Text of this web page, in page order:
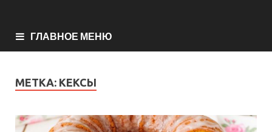
ГЛАВНОЕ МЕНЮ
МЕТКА: КЕКСЫ